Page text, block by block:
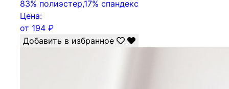
83% полиэстер,17% спандекс
Цена:
от 194 ₽
Добавить в избранное